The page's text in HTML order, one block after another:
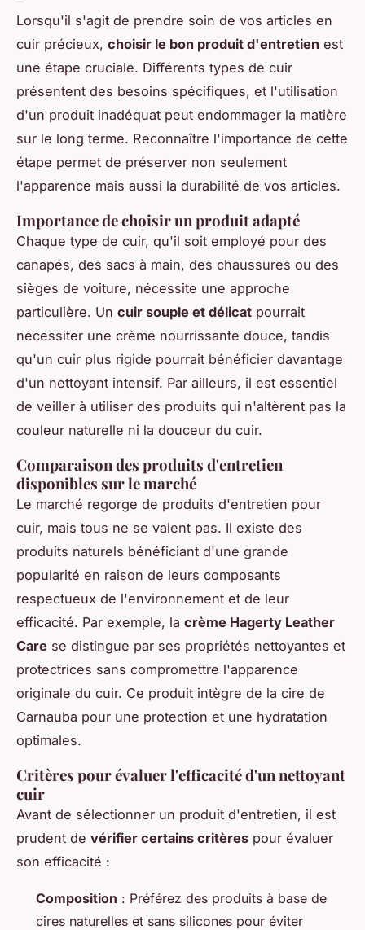
Lorsqu'il s'agit de prendre soin de vos articles en
cuir précieux, choisir le bon produit d'entretien est
une étape cruciale. Différents types de cuir
présentent des besoins spécifiques, et l'utilisation
d'un produit inadéquat peut endommager la matière
sur le long terme. Reconnaître l'importance de cette
étape permet de préserver non seulement
l'apparence mais aussi la durabilité de vos articles.
Importance de choisir un produit adapté
Chaque type de cuir, qu'il soit employé pour des
canapés, des sacs à main, des chaussures ou des
sièges de voiture, nécessite une approche
particulière. Un cuir souple et délicat pourrait
nécessiter une crème nourrissante douce, tandis
qu'un cuir plus rigide pourrait bénéficier davantage
d'un nettoyant intensif. Par ailleurs, il est essentiel
de veiller à utiliser des produits qui n'altèrent pas la
couleur naturelle ni la douceur du cuir.
Comparaison des produits d'entretien
disponibles sur le marché
Le marché regorge de produits d'entretien pour
cuir, mais tous ne se valent pas. Il existe des
produits naturels bénéficiant d'une grande
popularité en raison de leurs composants
respectueux de l'environnement et de leur
efficacité. Par exemple, la crème Hagerty Leather
Care se distingue par ses propriétés nettoyantes et
protectrices sans compromettre l'apparence
originale du cuir. Ce produit intègre de la cire de
Carnauba pour une protection et une hydratation
optimales.
Critères pour évaluer l'efficacité d'un nettoyant
cuir
Avant de sélectionner un produit d'entretien, il est
prudent de vérifier certains critères pour évaluer
son efficacité :
Composition : Préférez des produits à base de
cires naturelles et sans silicones pour éviter